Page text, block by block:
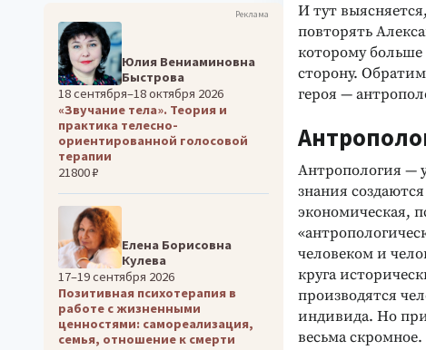
И тут
повторять
которому
сторону.
героя —
Антропология —
знания
экономическая,
человеком и
круга
производятся
индивида. Но
весьма
Реклама
Юлия Вениаминовна
Быстрова
18 сентября–18 октября 2026
«Звучание тела». Теория и
практика телесно-
ориентированной голосовой
терапии
21800 ₽
Елена Борисовна
Кулева
17–19 сентября 2026
Позитивная психотерапия в
работе с жизненными
ценностями: самореализация,
семья, отношение к смерти